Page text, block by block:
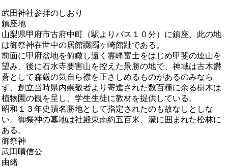
武田神社参拝のしおり
鎮座地
山梨県甲府市古府中町（駅よりバス１０分）に鎮座、此の地
は御祭神在世中の居館躑躅ヶ崎館趾である。
前面に甲府盆地を俯瞰し遠く霊峰富士をはじめ甲斐の連山を
望み、後に石水寺要害山を控えた景勝の地で、神域は古木欝
蒼として森厳の気自ら襟を正さしめるものがあるのみなら
ず、創立当時県内崇敬者より寄進された数百種に余る樹木は
植物園の観を呈し、学生生徒に教材を提供している。
昭和１３年史蹟名勝地として指定されたのも故なしとしな
い。御祭神の墓地は社殿東南約五百米、濠に囲まれた松林に
ある。
御祭神
武田晴信公
由緒